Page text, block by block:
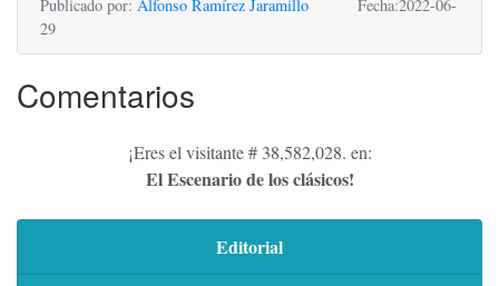
Publicado por: Alfonso Ramírez Jaramillo Fecha:2022-06-
29
Comentarios
¡Eres el visitante # 38,582,028. en:
El Escenario de los clásicos!
Editorial